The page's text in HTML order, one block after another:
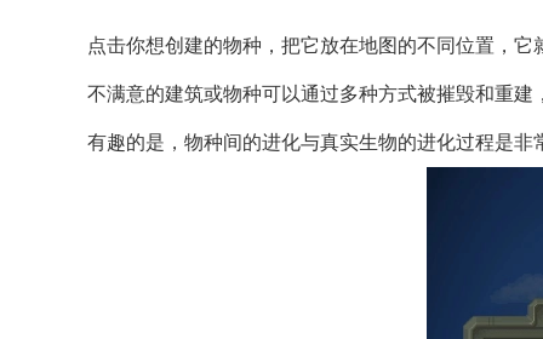
点击你想创建的物种，把它放在地图的不同位置，
不满意的建筑或物种可以通过多种方式被摧毁和重建
有趣的是，物种间的进化与真实生物的进化过程是